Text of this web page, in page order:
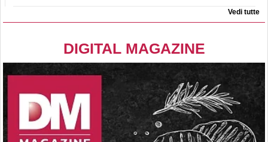
Vedi tutte
DIGITAL MAGAZINE